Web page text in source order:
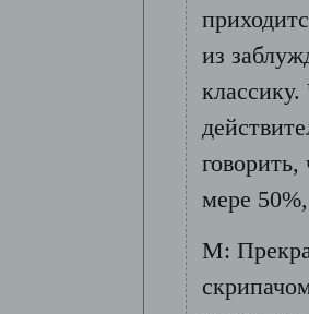
из
мере
М: